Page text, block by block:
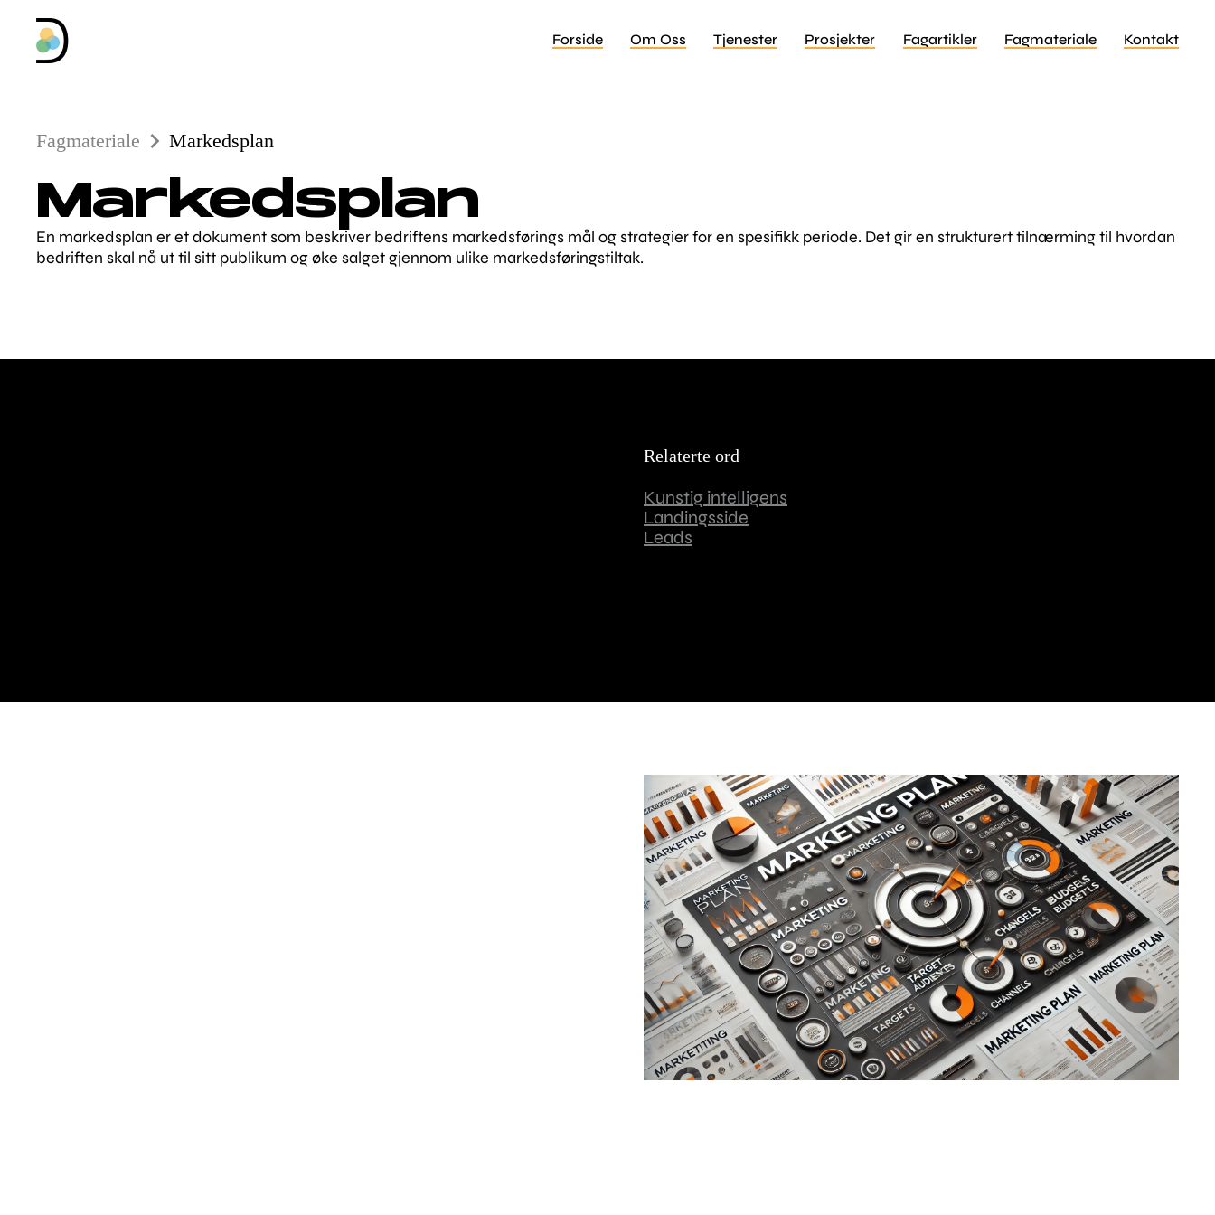
Forside Om Oss Tjenester Prosjekter Fagartikler Fagmateriale Kontakt
Fagmateriale Markedsplan
Markedsplan
En markedsplan er et dokument som beskriver bedriftens markedsførings mål og strategier for en spesifikk periode. Det gir en strukturert tilnærming til hvordan
bedriften skal nå ut til sitt publikum og øke salget gjennom ulike markedsføringstiltak.
Relaterte ord
Kunstig intelligens
Landingsside
Leads